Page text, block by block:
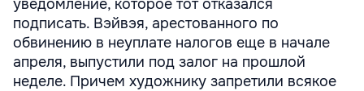
уведомление, которое тот отказался
подписать. Вэйвэя, арестованного по
обвинению в неуплате налогов еще в начале
апреля, выпустили под залог на прошлой
неделе. Причем художнику запретили всякое